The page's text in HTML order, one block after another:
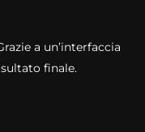
a un’interfaccia
finale.